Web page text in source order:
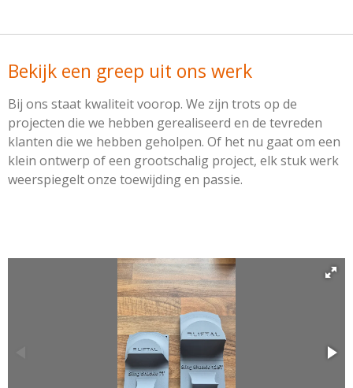
Bekijk een greep uit ons werk
Bij ons staat kwaliteit voorop. We zijn trots op de
projecten die we hebben gerealiseerd en de tevreden
klanten die we hebben geholpen. Of het nu gaat om een
klein ontwerp of een grootschalig project, elk stuk werk
weerspiegelt onze toewijding en passie.